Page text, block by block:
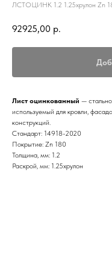
ЛСТОЦИНК 1.2 1.25хрулон Zn
92925,00 р.
Лист оцинкованный —
используемый для кровли,
конструкций.
Стандарт: 14918-2020
Покрытие: Zn 180
Толщина, мм: 1.2
Раскрой, мм: 1.25хрулон